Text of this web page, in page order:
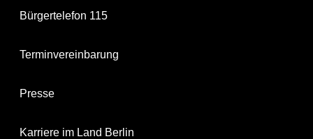
Bürgertelefon 115
Terminvereinbarung
Presse
Karriere im Land Berlin